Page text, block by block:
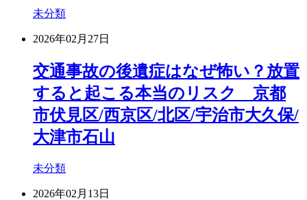
未分類
2026年02月27日
交通事故の後遺症はなぜ怖い？放置
すると起こる本当のリスク 京都
市伏見区/西京区/北区/宇治市大久保/
大津市石山
未分類
2026年02月13日